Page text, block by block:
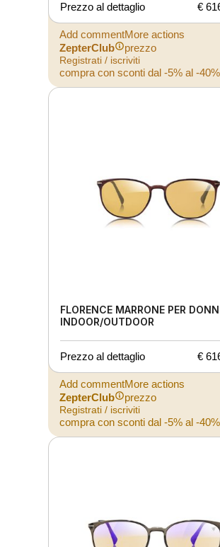
Prezzo al dettaglio €
Add commentMore actions
ZepterClub
prezzo
Registrati / iscriviti
compra con sconti dal -5% al -40%
FLORENCE MARRONE PER
INDOOR/OUTDOOR
Prezzo al dettaglio €
Add commentMore actions
ZepterClub
prezzo
Registrati / iscriviti
compra con sconti dal -5% al -40%